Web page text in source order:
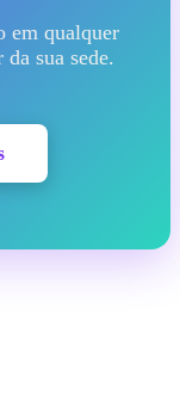
em qualquer
sua sede.